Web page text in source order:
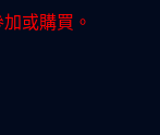
或購買。